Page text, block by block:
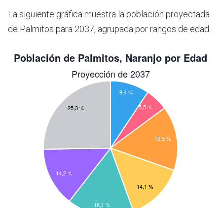
La siguiente gráfica muestra la población proyectada
de Palmitos para 2037, agrupada por rangos de edad.